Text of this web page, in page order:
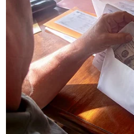
#Bầu cử Mỹ 2024
#cựu
#Tổng thống đương nhiệm